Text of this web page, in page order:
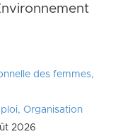
des femmes,
Organisation
2026